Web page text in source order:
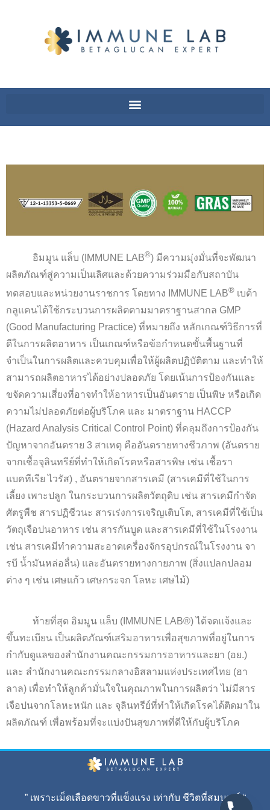
อิมมูน แล็บ (IMMUNE LAB®) มีความมุ่งมั่นที่จะพัฒนา
ผลิตภัณฑ์สู่ความเป็นเลิศและด้วยความร่วมมือกับสถาบัน
ทดสอบและหน่วยงานราชการ โดยทาง IMMUNE LAB® เบต้า
กลูแคนได้ใช้กระบวนการผลิตตามมาตราฐานสากล GMP
(Good Manufacturing Practice) ที่หมายถึง หลักเกณฑ์วิธีการที่
ดีในการผลิตอาหาร เป็นเกณฑ์หรือข้อกำหนดขั้นพื้นฐานที่
จำเป็นในการผลิตและควบคุมเพื่อให้ผู้ผลิตปฏิบัติตาม และทำให้
สามารถผลิตอาหารได้อย่างปลอดภัย โดยเน้นการป้องกันและ
ขจัดความเสี่ยงที่อาจทำให้อาหารเป็นอันตราย เป็นพิษ หรือเกิด
ความไม่ปลอดภัยต่อผู้บริโภค และ มาตราฐาน HACCP
(Hazard Analysis Critical Control Point) ที่คลุมถึงการป้องกัน
ปัญหาจากอันตราย 3 สาเหตุ คืออันตรายทางชีวภาพ (อันตราย
จากเชื้อจุลินทรีย์ที่ทำให้เกิดโรคหรือสารพิษ เช่น เชื้อรา
แบคทีเรีย ไวรัส) , อันตรายจากสารเคมี (สารเคมีที่ใช้ในการ
เลี้ยง เพาะปลูก ในกระบวนการผลิตวัตถุดิบ เช่น สารเคมีกำจัด
ศัตรูพืช สารปฏิชีวนะ สารเร่งการเจริญเติบโต, สารเคมีที่ใช้เป็น
วัตถุเจือปนอาหาร เช่น สารกันบูด และสารเคมีที่ใช้ในโรงงาน
เช่น สารเคมีทำความสะอาดเครื่องจักรอุปกรณ์ในโรงงาน จา
รบี น้ำมันหล่อลื่น) และอันตรายทางกายภาพ (สิ่งแปลกปลอม
ต่าง ๆ เช่น เศษแก้ว เศษกระจก โลหะ เศษไม้)
ท้ายที่สุด อิมมูน แล็บ (IMMUNE LAB®) ได้จดแจ้งและ
ขึ้นทะเบียน เป็นผลิตภัณฑ์เสริมอาหารเพื่อสุขภาพที่อยู่ในการ
กำกับดูแลของสำนักงานคณะกรรมการอาหารและยา (อย.)
และ สำนักงานคณะกรรมกลางอิสลามแห่งประเทศไทย (ฮา
ลาล) เพื่อทำให้ลูกค้ามั่นใจในคุณภาพในการผลิตว่า ไม่มีสาร
เจือปนจากโลหะหนัก และ จุลินทรีย์ที่ทำให้เกิดโรคได้ติดมาใน
ผลิตภัณฑ์ เพื่อพร้อมที่จะแบ่งปันสุขภาพที่ดีให้กับผู้บริโภค
” เพราะเม็ดเลือดขาวที่แข็งแรง เท่ากับ ชีวิตที่สมบูรณ์ “